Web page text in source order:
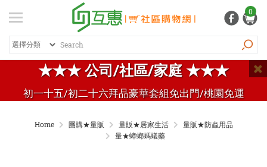
★★★ 公司/社區/家庭 ★★★
初一十五/初二十六拜品豪華套組免出門/桃園免運
0
登入 / 註冊
紅利專區
熱銷商品
Home 團購★量販 量販★居家生活
量販★防蟲用品
量★蟑螂螞蟻藥